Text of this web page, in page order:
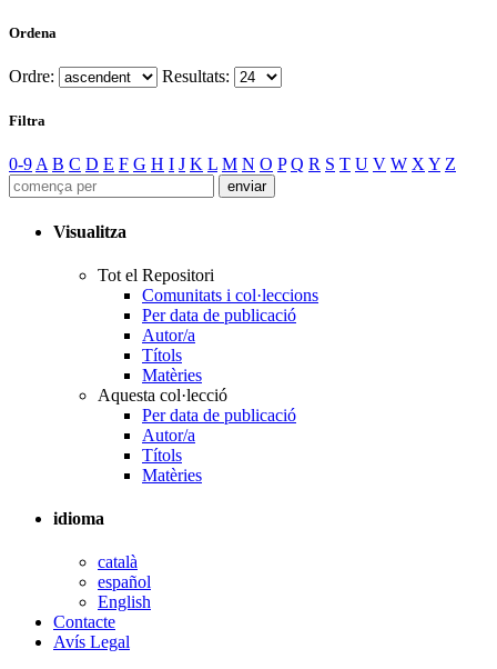
Ordena
Ordre: Resultats:
Filtra
0-9 A B C D E F G H I J K L M N O P Q R S T U V W X Y Z
Visualitza
Tot el Repositori
Comunitats i col·leccions
Per data de publicació
Autor/a
Títols
Matèries
Aquesta col·lecció
Per data de publicació
Autor/a
Títols
Matèries
idioma
català
español
English
Contacte
Avís Legal